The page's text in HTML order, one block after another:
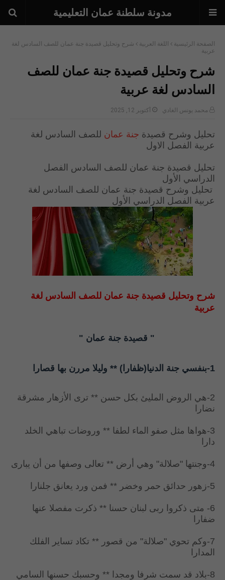
مدونة سلطنة عمان التعليمية
الصفحة الرئيسية اللغة العربية
شرح وتحليل قصيدة جنة عمان للصف السادس لغة
عربية
شرح وتحليل قصيدة جنة عمان للصف
السادس لغة عربية
محمد يونس الغادي أكتوبر 12, 2025
تحليل وشرح قصيدة جنة عمان للصف السادس لغة
عربية الفصل الاول
تحليل قصيدة جنة عمان للصف السادس الفصل
الدراسي الأول
تحليل وشرح قصيدة جنة عمان للصف السادس لغة
عربية الفصل الدراسي الأول
شرح وتحليل قصيدة جنة عمان للصف السادس لغة
عربية
" قصيدة جنة عمان "
1-بنفسي جنة الدنيا(ظفارا) ** وليلا مررن بها قصارا
2-هي الروض المليئ بكل حسن ** ترى الأزهار مشرقة
نضارا
3-هواها مثل صفو الماء لطفا ** وروضات تباهي الخلد
دارا
4-وجنتها "صلالة" وهي أرض ** تعالى وصفها من أن يبارى
5-زهور حدائق حمر وخضر ** فمن ورد يعانق جلنارا
6- متى ذكروا ربى لبنان حسنا ** ذكرت مفصلا عنها
ضفارا
7-وكم تحوي "صلالة" من قصور ** تكاد تساير الفلك
المدارا
8-بلاد قد سمت شرفا ومجدا ** وحسبك حسنها السامي